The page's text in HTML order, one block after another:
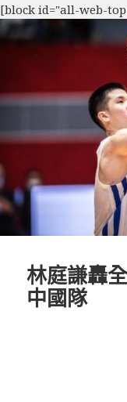
[block id="all-web-
林庭謙轟
中國隊